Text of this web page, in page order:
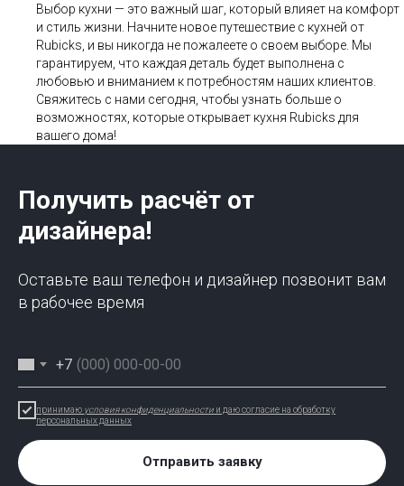
Выбор кухни — это важный шаг, который влияет на комфорт
и стиль жизни. Начните новое путешествие с кухней от
Rubicks, и вы никогда не пожалеете о своем выборе. Мы
гарантируем, что каждая деталь будет выполнена с
любовью и вниманием к потребностям наших клиентов.
Свяжитесь с нами сегодня, чтобы узнать больше о
возможностях, которые открывает кухня Rubicks для
вашего дома!
Получить расчёт от
дизайнера!
Оставьте ваш телефон и дизайнер позвонит вам
в рабочее время
+7
принимаю условия конфиденциальности и даю согласие на обработку
персональных данных
Отправить заявку